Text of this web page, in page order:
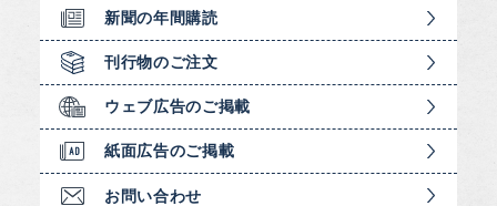
新聞の年間購読
刊行物のご注文
ウェブ広告のご掲載
紙面広告のご掲載
お問い合わせ